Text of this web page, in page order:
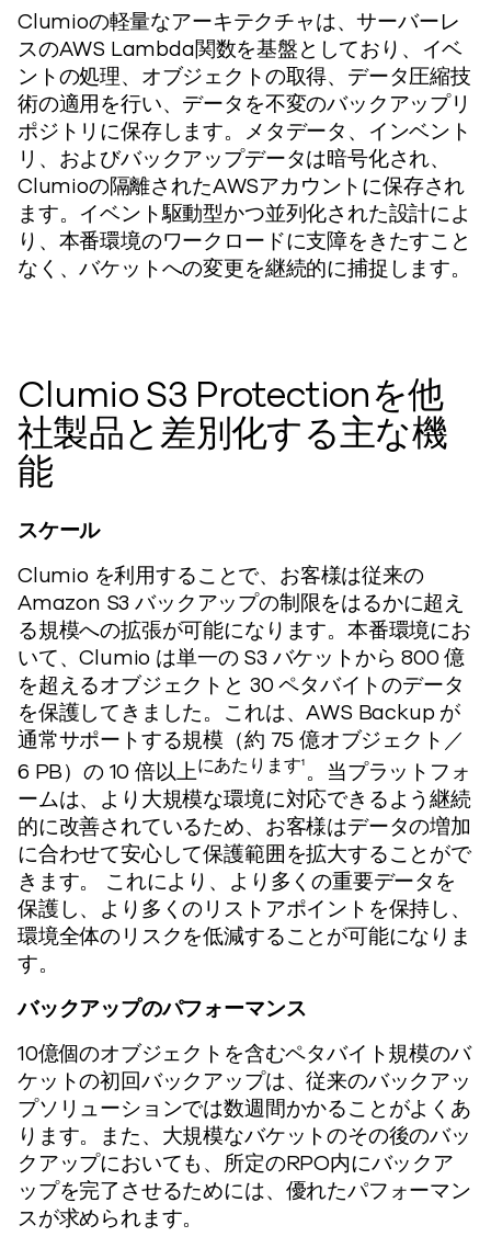
Clumioの軽量なアーキテクチャは、サーバーレ
スのAWS Lambda関数を基盤としており、イベ
ントの処理、オブジェクトの取得、データ圧縮技
術の適用を行い、データを不変のバックアップリ
ポジトリに保存します。メタデータ、インベント
リ、およびバックアップデータは暗号化され、
Clumioの隔離されたAWSアカウントに保存され
ます。イベント駆動型かつ並列化された設計によ
り、本番環境のワークロードに支障をきたすこと
なく、バケットへの変更を継続的に捕捉します。
Clumio S3 Protectionを他
社製品と差別化する主な機
能
スケール
Clumio を利用することで、お客様は従来の
Amazon S3 バックアップの制限をはるかに超え
る規模への拡張が可能になります。本番環境にお
いて、Clumio は単一の S3 バケットから 800 億
を超えるオブジェクトと 30 ペタバイトのデータ
を保護してきました。これは、AWS Backup が
通常サポートする規模（約 75 億オブジェクト／
6 PB）の 10 倍以上にあたります¹。当プラットフォ
ームは、より大規模な環境に対応できるよう継続
的に改善されているため、お客様はデータの増加
に合わせて安心して保護範囲を拡大することがで
きます。 これにより、より多くの重要データを
保護し、より多くのリストアポイントを保持し、
環境全体のリスクを低減することが可能になりま
す。
バックアップのパフォーマンス
10億個のオブジェクトを含むペタバイト規模のバ
ケットの初回バックアップは、従来のバックアッ
プソリューションでは数週間かかることがよくあ
ります。また、大規模なバケットのその後のバッ
クアップにおいても、所定のRPO内にバックア
ップを完了させるためには、優れたパフォーマン
スが求められます。